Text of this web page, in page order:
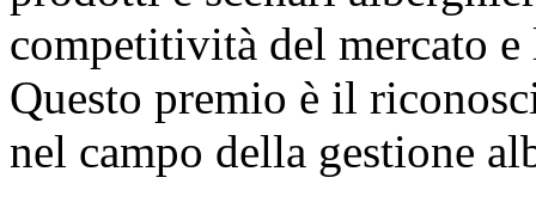
competitività del mercato
Questo premio è il
nel campo della gestione